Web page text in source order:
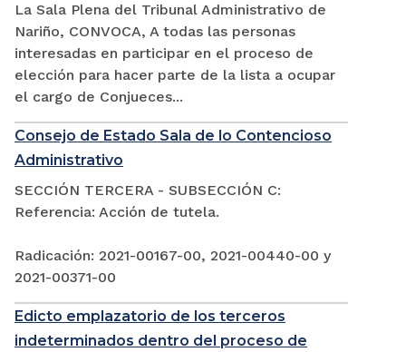
La Sala Plena del Tribunal Administrativo de
Nariño, CONVOCA, A todas las personas
interesadas en participar en el proceso de
elección para hacer parte de la lista a ocupar
el cargo de Conjueces...
Consejo de Estado Sala de lo Contencioso
Administrativo
SECCIÓN TERCERA - SUBSECCIÓN C:
Referencia: Acción de tutela.
Radicación: 2021-00167-00, 2021-00440-00 y
2021-00371-00
Edicto emplazatorio de los terceros
indeterminados dentro del proceso de